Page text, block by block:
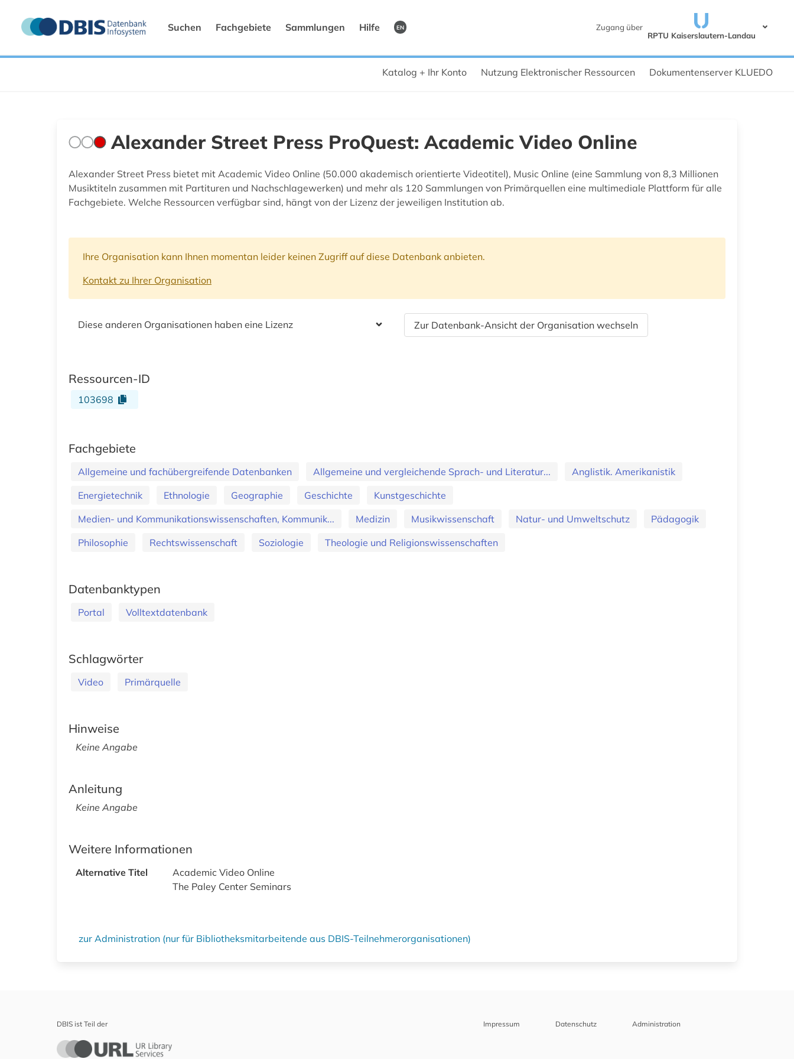
Suchen Fachgebiete Sammlungen Hilfe EN
Zugang über
RPTU Kaiserslautern-Landau
Katalog + Ihr Konto Nutzung Elektronischer Ressourcen Dokumentenserver KLUEDO
Alexander Street Press ProQuest: Academic Video Online
Alexander Street Press bietet mit Academic Video Online (50.000 akademisch orientierte Videotitel), Music Online (eine Sammlung von 8,3 Millionen
Musiktiteln zusammen mit Partituren und Nachschlagewerken) und mehr als 120 Sammlungen von Primärquellen eine multimediale Plattform für alle
Fachgebiete. Welche Ressourcen verfügbar sind, hängt von der Lizenz der jeweiligen Institution ab.
Ihre Organisation kann Ihnen momentan leider keinen Zugriff auf diese Datenbank anbieten.
Kontakt zu Ihrer Organisation
Diese anderen Organisationen haben eine Lizenz Zur Datenbank-Ansicht der Organisation wechseln
Ressourcen-ID
103698
Fachgebiete
Allgemeine und fachübergreifende Datenbanken Allgemeine und vergleichende Sprach- und Literatur...
Anglistik. Amerikanistik
Energietechnik
Ethnologie Geographie Geschichte
Kunstgeschichte
Medien- und Kommunikationswissenschaften, Kommunik...
Medizin Musikwissenschaft Natur- und Umweltschutz
Pädagogik
Philosophie
Rechtswissenschaft Soziologie Theologie und Religionswissenschaften
Datenbanktypen
Portal Volltextdatenbank
Schlagwörter
Video Primärquelle
Hinweise
Keine Angabe
Anleitung
Keine Angabe
Weitere Informationen
Alternative Titel
Academic Video Online
The Paley Center Seminars
zur Administration (nur für Bibliotheksmitarbeitende aus DBIS-Teilnehmerorganisationen)
DBIS ist Teil der Impressum Datenschutz Administration